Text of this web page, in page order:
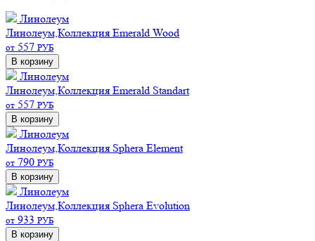
Линолеум
Линолеум,Коллекция Emerald Wood
от 557 РУБ
В корзину
Линолеум
Линолеум,Коллекция Emerald Standart
от 557 РУБ
В корзину
Линолеум
Линолеум,Коллекция Sphera Element
от 790 РУБ
В корзину
Линолеум
Линолеум,Коллекция Sphera Evolution
от 933 РУБ
В корзину